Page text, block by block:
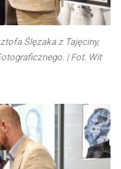
Ślęzaka z Tajęciny,
| Fot. Wit